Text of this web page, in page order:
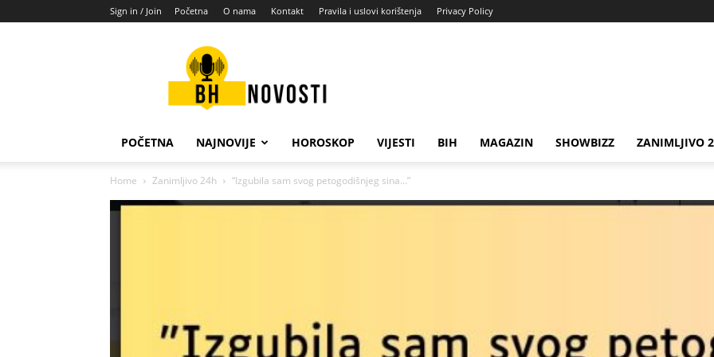
Sign in / Join Početna O nama Kontakt Pravila i uslovi korištenja Privacy Policy
POČETNA NAJNOVIJE HOROSKOP VIJESTI BIH MAGAZIN SHOWBIZZ ZANIMLJIVO
Home Zanimljivo 24h “Izgubila sam svog petogodišnjeg sina…”